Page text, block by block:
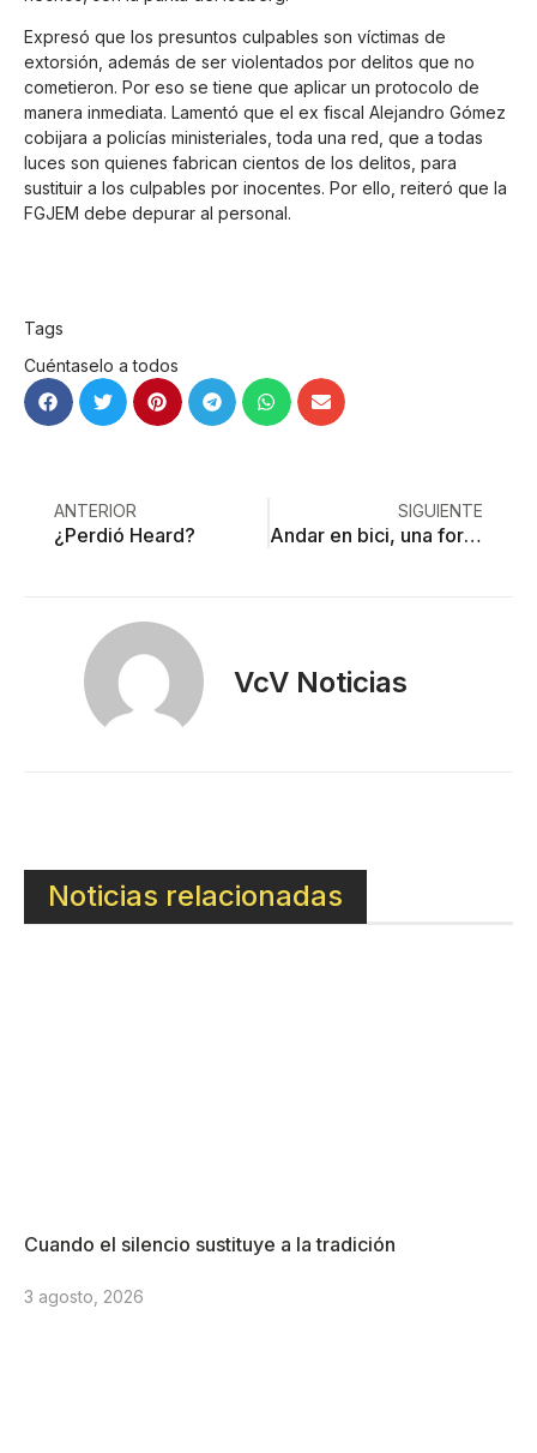
Expresó que los presuntos culpables son víctimas de
extorsión, además de ser violentados por delitos que no
cometieron. Por eso se tiene que aplicar un protocolo de
manera inmediata. Lamentó que el ex fiscal Alejandro Gómez
cobijara a policías ministeriales, toda una red, que a todas
luces son quienes fabrican cientos de los delitos, para
sustituir a los culpables por inocentes. Por ello, reiteró que la
FGJEM debe depurar al personal.
Tags
Cuéntaselo a todos
ANTERIOR
¿Perdió Heard?
SIGUIENTE
Andar en bici, una forma de independencia
VcV Noticias
Noticias relacionadas
Cuando el silencio sustituye a la tradición
3 agosto, 2026